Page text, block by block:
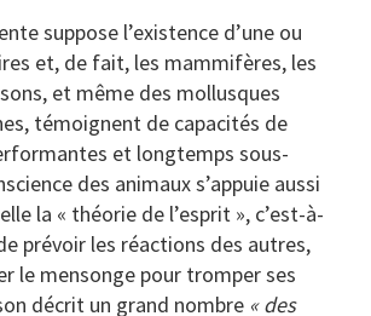
suppose l’existence d’une ou
et, de fait, les mammifères, les
et même des mollusques
témoignent de capacités de
et longtemps sous-
des animaux s’appuie aussi
la « théorie de l’esprit », c’est-à-
prévoir les réactions des autres,
le mensonge pour tromper ses
décrit un grand nombre « des